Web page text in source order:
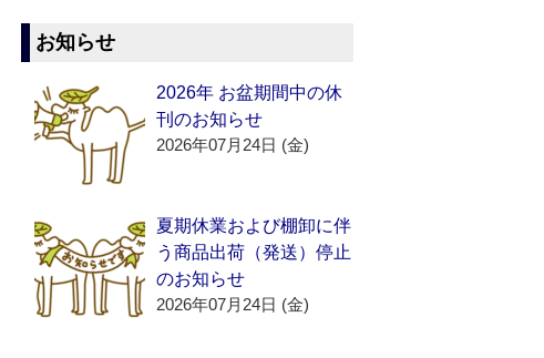
お知らせ
2026年 お盆期間中の休
刊のお知らせ
2026年07月24日 (金)
夏期休業および棚卸に伴
う商品出荷（発送）停止
のお知らせ
2026年07月24日 (金)